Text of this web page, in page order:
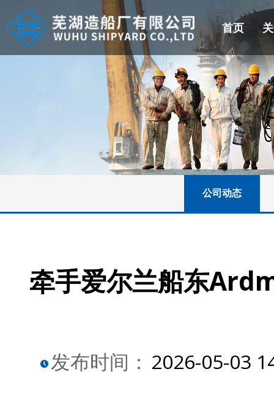
首页
公司动态
牵手爱尔兰船东
发布时间： 2026-05-03